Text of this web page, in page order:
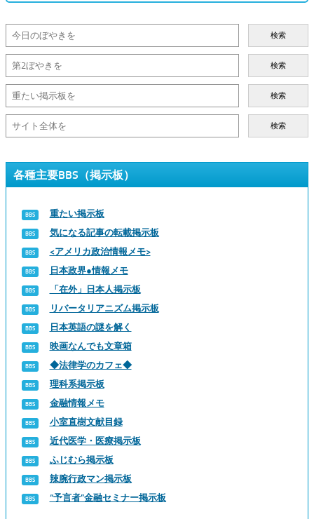
検索
検索
検索
検索
各種主要BBS（掲示板）
重たい掲示板
気になる記事の転載掲示板
<アメリカ政治情報メモ>
日本政界●情報メモ
「在外」日本人掲示板
リバータリアニズム掲示板
日本英語の謎を解く
映画なんでも文章箱
◆法律学のカフェ◆
理科系掲示板
金融情報メモ
小室直樹文献目録
近代医学・医療掲示板
ふじむら掲示板
辣腕行政マン掲示板
“予言者”金融セミナー掲示板